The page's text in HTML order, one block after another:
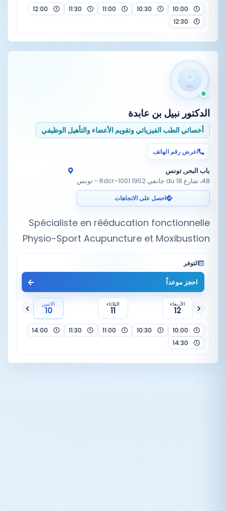
الدكتور نبيل بن عابدة
أخصائي الطب الفيزيائي وتقويم الأعضاء والتأهيل الوظيفي
اعرض رقم الهاتف
باب البحر, تونس
48، شارع du 18 جانفي 1952 Rdcr-1001 - تونس
احصل على الاتجاهات
Spécialiste en rééducation fonctionnelle
Physio-Sport Acupuncture et Moxibustion
التوفر
احجز موعداً
الأربعاء
12
الثلاثاء
11
الاثنين
10